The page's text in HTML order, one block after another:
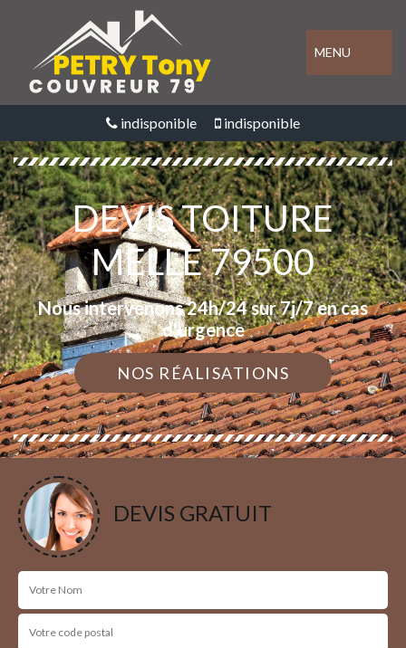
MENU
indisponible indisponible
DEVIS TOITURE
MELLE 79500
Nous intervenons 24h/24 sur 7j/7 en cas
d'urgence
NOS RÉALISATIONS
DEVIS GRATUIT